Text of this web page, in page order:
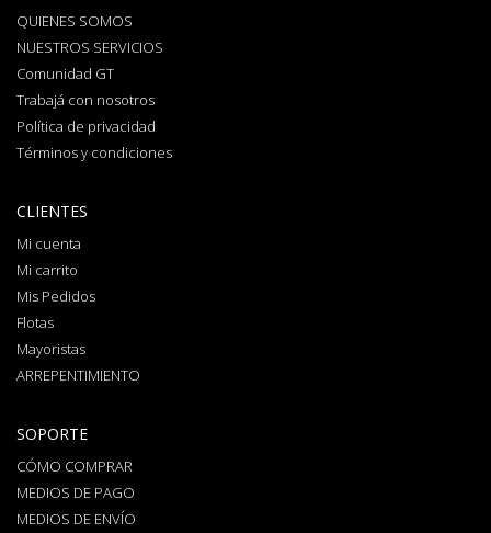
QUIENES SOMOS
NUESTROS SERVICIOS
Comunidad GT
Trabajá con nosotros
Política de privacidad
Términos y condiciones
CLIENTES
Mi cuenta
Mi carrito
Mis Pedidos
Flotas
Mayoristas
ARREPENTIMIENTO
SOPORTE
CÓMO COMPRAR
MEDIOS DE PAGO
MEDIOS DE ENVÍO